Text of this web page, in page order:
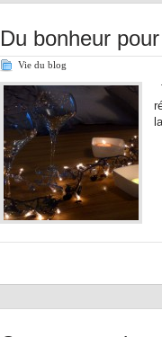
Du bonheur
Vie du blog